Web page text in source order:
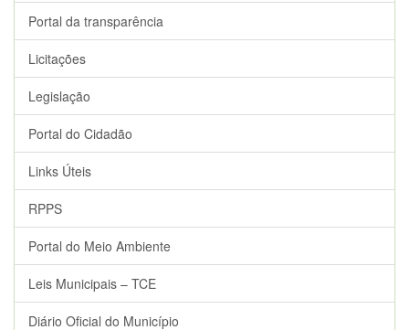
Portal da transparência
Licitações
Legislação
Portal do Cidadão
Links Úteis
RPPS
Portal do Meio Ambiente
Leis Municipais – TCE
Diário Oficial do Município